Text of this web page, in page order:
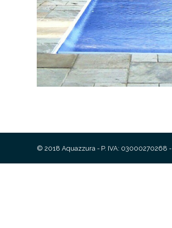
© 2018 Aquazzura - P. IVA: 03000270268 -